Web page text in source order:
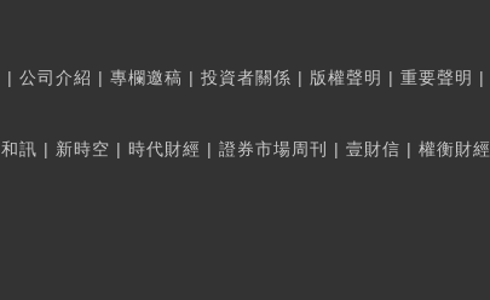
| 公司介紹 | 專欄邀稿 | 投資者關係 | 版權聲明 | 重要聲明 |
和訊 | 新時空 | 時代財經 | 證券市場周刊 | 壹財信 | 權衡財經